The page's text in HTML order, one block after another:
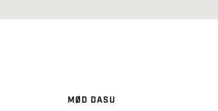
MØD DASU